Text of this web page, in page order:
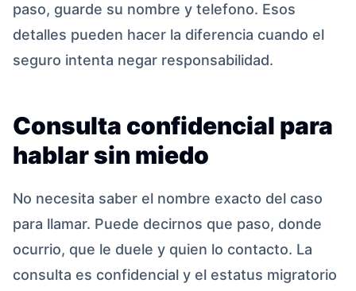
paso, guarde su nombre y telefono. Esos
detalles pueden hacer la diferencia cuando el
seguro intenta negar responsabilidad.
Consulta confidencial para
hablar sin miedo
No necesita saber el nombre exacto del caso
para llamar. Puede decirnos que paso, donde
ocurrio, que le duele y quien lo contacto. La
consulta es confidencial y el estatus migratorio